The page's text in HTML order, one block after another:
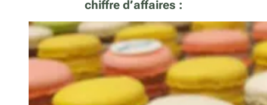
chiffre d’affaires :